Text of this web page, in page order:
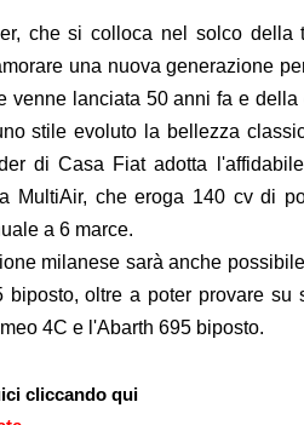
che si colloca nel solco della
una nuova generazione
venne lanciata 50 anni fa e
stile evoluto la bellezza
di Casa Fiat adotta
MultiAir, che eroga 140 cv di
a 6 marce.
milanese sarà anche
oltre a poter provare su
4C e l'Abarth 695 biposto.
cliccando qui